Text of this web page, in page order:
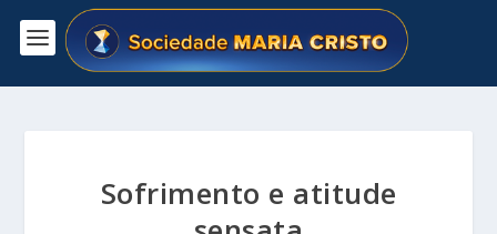
Sofrimento e atitude